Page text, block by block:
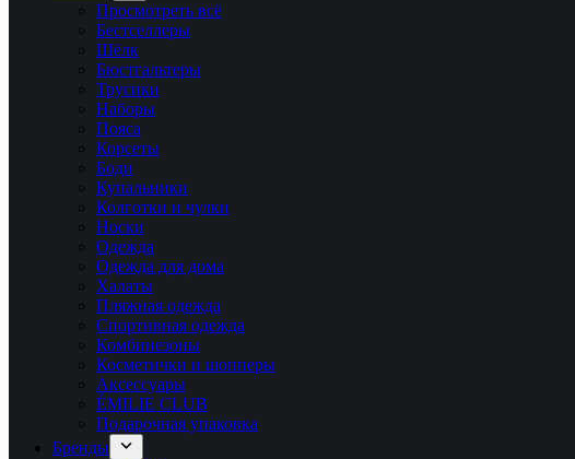
Просмотреть всё
Бестселлеры
Шёлк
Бюстгальтеры
Трусики
Наборы
Пояса
Корсеты
Боди
Купальники
Колготки и чулки
Носки
Одежда
Одежда для дома
Халаты
Пляжная одежда
Спортивная одежда
Комбинезоны
Косметички и шопперы
Аксессуары
ÉMILIE CLUB
Подарочная упаковка
Бренды